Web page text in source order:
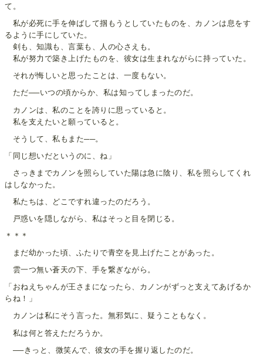
て。
私が必死に手を伸ばして掴もうとしていたものを、カノンは息をす
るように手にしていた。
剣も、知識も、言葉も、人の心さえも。
私が努力で築き上げたものを、彼女は生まれながらに持っていた。
それが悔しいと思ったことは、一度もない。
ただ──いつの頃からか、私は知ってしまったのだ。
カノンは、私のことを誇りに思っていると。
私を支えたいと願っていると。
そうして、私もまた──。
「同じ想いだというのに、ね」
さっきまでカノンを照らしていた陽は急に陰り、私を照らしてくれ
はしなかった。
私たちは、どこですれ違ったのだろう。
戸惑いを隠しながら、私はそっと目を閉じる。
＊＊＊
まだ幼かった頃、ふたりで青空を見上げたことがあった。
雲一つ無い蒼天の下、手を繋ぎながら。
「おねえちゃんが王さまになったら、カノンがずっと支えてあげるか
らね！」
カノンは私にそう言った。無邪気に、疑うこともなく。
私は何と答えただろうか。
──きっと、微笑んで、彼女の手を握り返したのだ。